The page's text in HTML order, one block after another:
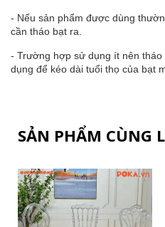
- Nếu sản phẩm được dùng
cần tháo bạt ra.
- Trường hợp sử dụng ít nên
dụng để kéo dài tuổi thọ của bạt
SẢN PHẨM CÙNG